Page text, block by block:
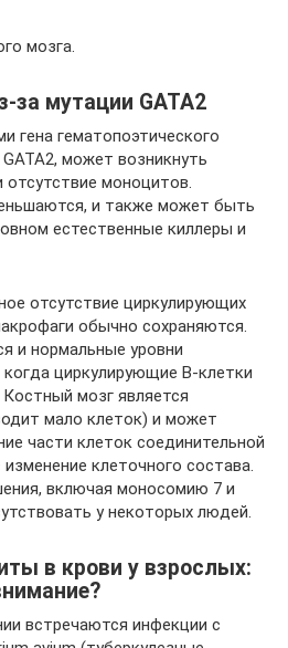
мозга.
за мутации GATA2
гена гематопоэтического
может возникнуть
моноцитов.
и также может быть
естественные киллеры и
отсутствие циркулирующих
обычно сохраняются.
и нормальные уровни
циркулирующие В-клетки
мозг является
мало клеток) и может
части клеток соединительной
клеточного состава.
включая моносомию 7 и
у некоторых людей.
в крови у взрослых:
встречаются инфекции с